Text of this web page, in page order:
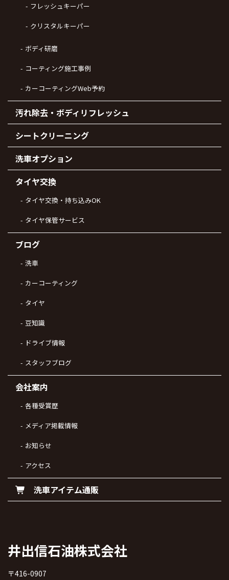
フレッシュキーパー
クリスタルキーパー
ボディ研磨
コーティング施工事例
カーコーティングWeb予約
汚れ除去・ボディリフレッシュ
シートクリーニング
洗車オプション
タイヤ交換
タイヤ交換・持ち込みOK
タイヤ保管サービス
ブログ
洗車
カーコーティング
タイヤ
豆知識
ドライブ情報
スタッフブログ
会社案内
各種受賞歴
メディア掲載情報
お知らせ
アクセス
洗車アイテム通販
井出信石油株式会社
〒416-0907